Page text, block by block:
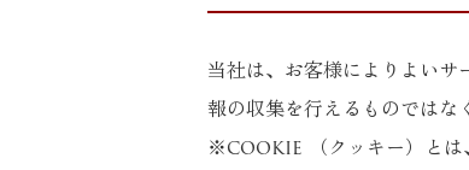
当社は、お客様によりよい
報の収集を行えるものではな
※cookie （クッキー）とは